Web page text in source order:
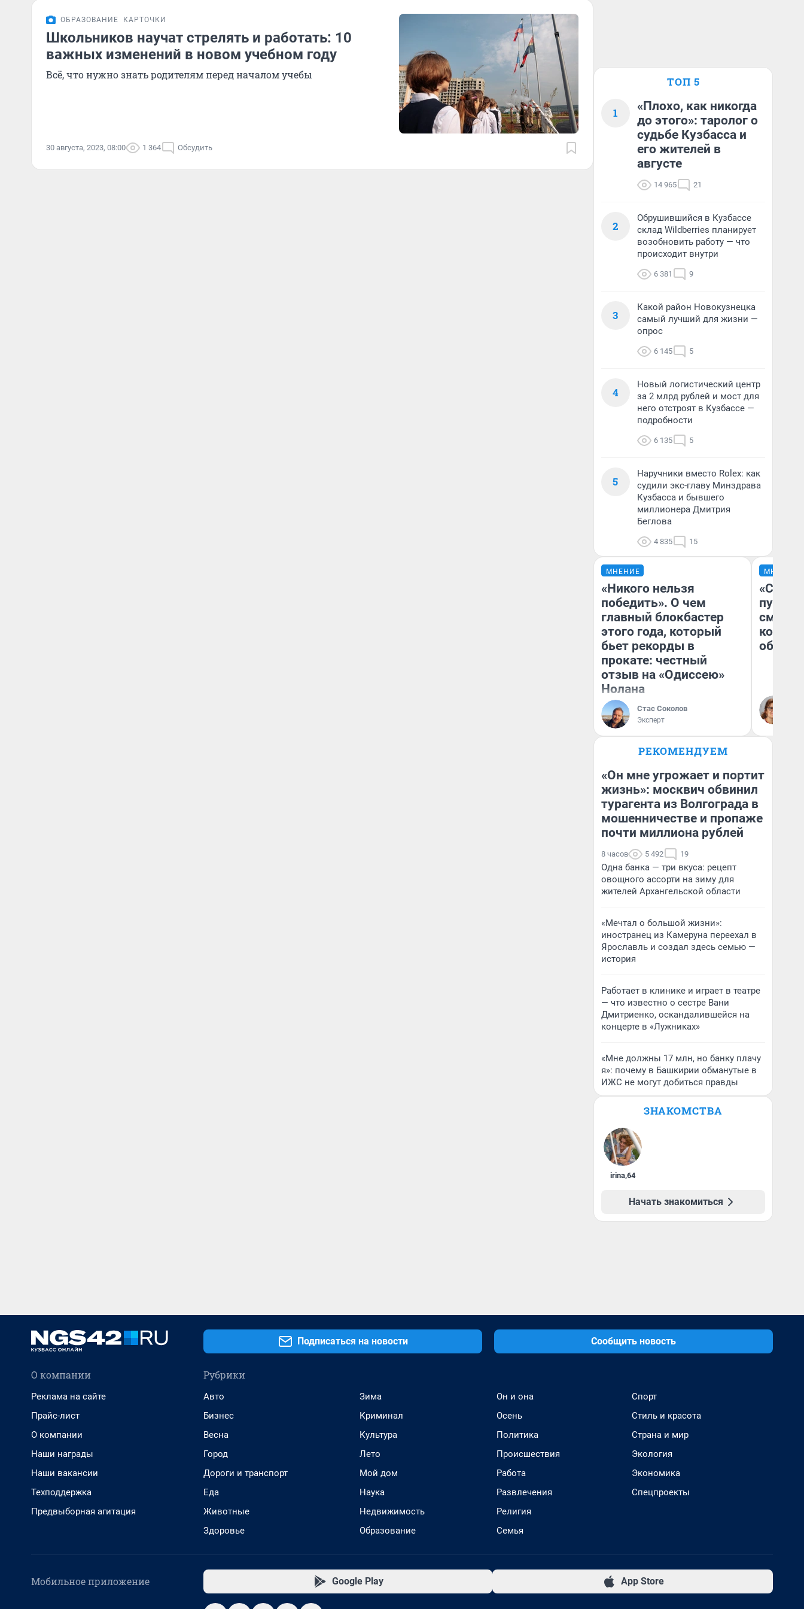
ОБРАЗОВАНИЕ КАРТОЧКИ
Школьников научат стрелять и работать: 10
важных изменений в новом учебном году
Всё, что нужно знать родителям перед началом учебы
30 августа, 2023, 08:00 1 364 Обсудить
ТОП 5
1
«Плохо, как никогда
до этого»: таролог о
судьбе Кузбасса и
его жителей в
августе
14 965 21
2
Обрушившийся в Кузбассе
склад Wildberries планирует
возобновить работу — что
происходит внутри
6 381 9
3
Какой район Новокузнецка
самый лучший для жизни —
опрос
6 145 5
4
Новый логистический центр
за 2 млрд рублей и мост для
него отстроят в Кузбассе —
подробности
6 135 5
5
Наручники вместо Rolex: как
судили экс-главу Минздрава
Кузбасса и бывшего
миллионера Дмитрия
Беглова
4 835 15
МНЕНИЕ
«Никого нельзя
победить». О чем
главный блокбастер
этого года, который
бьет рекорды в
прокате: честный
отзыв на «Одиссею»
Нолана
Стас Соколов
Эксперт
МНЕНИЕ
РЕКОМЕНДУЕМ
«Он мне угрожает и портит
жизнь»: москвич обвинил
турагента из Волгограда в
мошенничестве и пропаже
почти миллиона рублей
8 часов 5 492 19
Одна банка — три вкуса: рецепт
овощного ассорти на зиму для
жителей Архангельской области
«Мечтал о большой жизни»:
иностранец из Камеруна переехал в
Ярославль и создал здесь семью —
история
Работает в клинике и играет в театре
— что известно о сестре Вани
Дмитриенко, оскандалившейся на
концерте в «Лужниках»
«Мне должны 17 млн, но банку плачу
я»: почему в Башкирии обманутые в
ИЖС не могут добиться правды
ЗНАКОМСТВА
irina,64
Начать знакомиться
Подписаться на новости Сообщить новость
О компании
Реклама на сайте
Прайс-лист
О компании
Наши награды
Наши вакансии
Техподдержка
Предвыборная агитация
Рубрики
Авто
Бизнес
Весна
Город
Дороги и транспорт
Еда
Животные
Здоровье
Зима
Криминал
Культура
Лето
Мой дом
Наука
Недвижимость
Образование
Он и она
Осень
Политика
Происшествия
Работа
Развлечения
Религия
Семья
Спорт
Стиль и красота
Страна и мир
Экология
Экономика
Спецпроекты
Мобильное приложение Google Play App Store